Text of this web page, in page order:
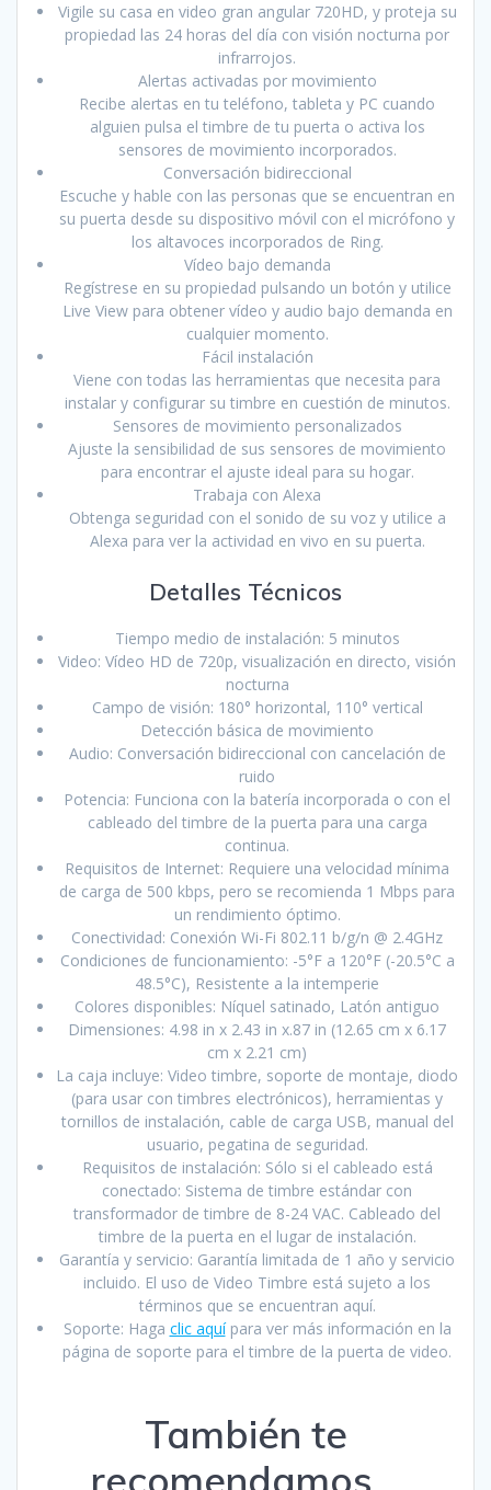
Vigile su casa en video gran angular 720HD, y proteja su
propiedad las 24 horas del día con visión nocturna por
infrarrojos.
Alertas activadas por movimiento
Recibe alertas en tu teléfono, tableta y PC cuando
alguien pulsa el timbre de tu puerta o activa los
sensores de movimiento incorporados.
Conversación bidireccional
Escuche y hable con las personas que se encuentran en
su puerta desde su dispositivo móvil con el micrófono y
los altavoces incorporados de Ring.
Vídeo bajo demanda
Regístrese en su propiedad pulsando un botón y utilice
Live View para obtener vídeo y audio bajo demanda en
cualquier momento.
Fácil instalación
Viene con todas las herramientas que necesita para
instalar y configurar su timbre en cuestión de minutos.
Sensores de movimiento personalizados
Ajuste la sensibilidad de sus sensores de movimiento
para encontrar el ajuste ideal para su hogar.
Trabaja con Alexa
Obtenga seguridad con el sonido de su voz y utilice a
Alexa para ver la actividad en vivo en su puerta.
Detalles Técnicos
Tiempo medio de instalación: 5 minutos
Video: Vídeo HD de 720p, visualización en directo, visión
nocturna
Campo de visión: 180° horizontal, 110° vertical
Detección básica de movimiento
Audio: Conversación bidireccional con cancelación de
ruido
Potencia: Funciona con la batería incorporada o con el
cableado del timbre de la puerta para una carga
continua.
Requisitos de Internet: Requiere una velocidad mínima
de carga de 500 kbps, pero se recomienda 1 Mbps para
un rendimiento óptimo.
Conectividad: Conexión Wi-Fi 802.11 b/g/n @ 2.4GHz
Condiciones de funcionamiento: -5°F a 120°F (-20.5°C a
48.5°C), Resistente a la intemperie
Colores disponibles: Níquel satinado, Latón antiguo
Dimensiones: 4.98 in x 2.43 in x.87 in (12.65 cm x 6.17
cm x 2.21 cm)
La caja incluye: Video timbre, soporte de montaje, diodo
(para usar con timbres electrónicos), herramientas y
tornillos de instalación, cable de carga USB, manual del
usuario, pegatina de seguridad.
Requisitos de instalación: Sólo si el cableado está
conectado: Sistema de timbre estándar con
transformador de timbre de 8-24 VAC. Cableado del
timbre de la puerta en el lugar de instalación.
Garantía y servicio: Garantía limitada de 1 año y servicio
incluido. El uso de Video Timbre está sujeto a los
términos que se encuentran aquí.
Soporte: Haga clic aquípara ver más información en la
página de soporte para el timbre de la puerta de video.
También te
recomendamos…